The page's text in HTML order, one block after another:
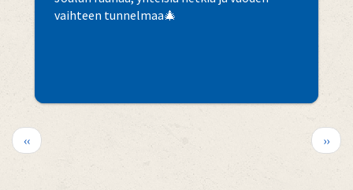
vaihteen tunnelmaa🎄
Sivutus
Edellinen
sivu
‹‹
sivu
››